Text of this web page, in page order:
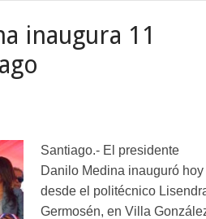
inaugura 11
Santiago.- El presidente
Danilo Medina inauguró hoy
desde el politécnico
Germosén, en Villa